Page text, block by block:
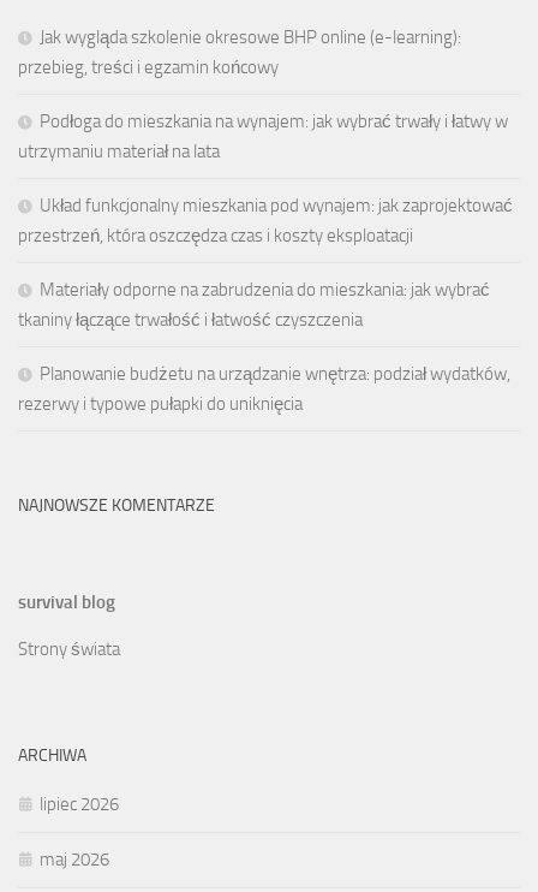
Jak wygląda szkolenie okresowe BHP online (e-learning):
przebieg, treści i egzamin końcowy
Podłoga do mieszkania na wynajem: jak wybrać trwały i łatwy w
utrzymaniu materiał na lata
Układ funkcjonalny mieszkania pod wynajem: jak zaprojektować
przestrzeń, która oszczędza czas i koszty eksploatacji
Materiały odporne na zabrudzenia do mieszkania: jak wybrać
tkaniny łączące trwałość i łatwość czyszczenia
Planowanie budżetu na urządzanie wnętrza: podział wydatków,
rezerwy i typowe pułapki do uniknięcia
NAJNOWSZE KOMENTARZE
survival blog
Strony świata
ARCHIWA
lipiec 2026
maj 2026